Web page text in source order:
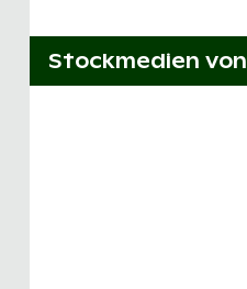
Stockmedien von